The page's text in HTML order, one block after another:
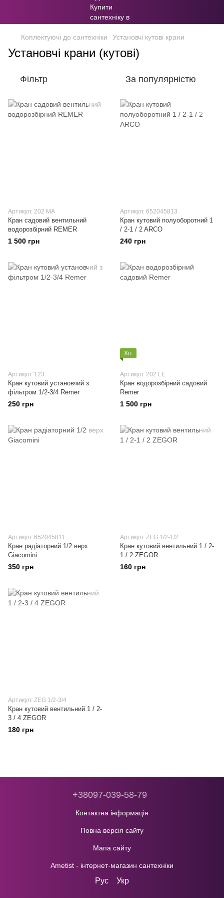
Коплектуючі до сантехніки Установчі кутові крани
Установчі крани (кутові)
Фільтр За популярністю
Артикул: 202 МА
Кран садовий вентильний
водорозбірний REMER
1 500 грн
Артикул: 652045813
Кран кутовий полуоборотний 1
/ 2-1 / 2 ARCO
240 грн
Артикул: 123
Кран кутовий установчий з
фільтром 1/2-3/4 Remer
250 грн
Хіт
Артикул: 202 LE
Кран водорозбірний садовий
Remer
1 500 грн
Артикул: 652045811
Кран радіаторний 1/2 верх
Giacomini
350 грн
Артикул: ZEG 1/2-1/2
Кран кутовий вентильний 1 / 2-
1 / 2 ZEGOR
160 грн
Артикул: ZEG 1/2-3/4
Кран кутовий вентильний 1 / 2-
3 / 4 ZEGOR
180 грн
+38097-039-58-79
Контактна інформація
Повна версія сайту
Мапа сайту
Ametist - інтернет-магазин сантехніки
Рус Укр